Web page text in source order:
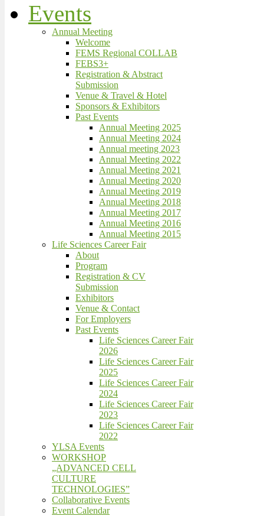
Events
Annual Meeting
Welcome
FEMS Regional COLLAB
FEBS3+
Registration & Abstract
Submission
Venue & Travel & Hotel
Sponsors & Exhibitors
Past Events
Annual Meeting 2025
Annual Meeting 2024
Annual meeting 2023
Annual Meeting 2022
Annual Meeting 2021
Annual Meeting 2020
Annual Meeting 2019
Annual Meeting 2018
Annual Meeting 2017
Annual Meeting 2016
Annual Meeting 2015
Life Sciences Career Fair
About
Program
Registration & CV
Submission
Exhibitors
Venue & Contact
For Employers
Past Events
Life Sciences Career Fair
2026
Life Sciences Career Fair
2025
Life Sciences Career Fair
2024
Life Sciences Career Fair
2023
Life Sciences Career Fair
2022
YLSA Events
WORKSHOP
„ADVANCED CELL
CULTURE
TECHNOLOGIES”
Collaborative Events
Event Calendar